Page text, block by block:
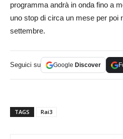
programma andrà in onda fino a
uno stop di circa un mese per poi
settembre.
Seguici su Google Discover
TAGS Rai3